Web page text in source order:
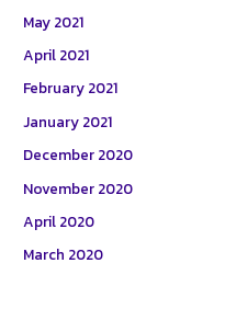
May 2021
April 2021
February 2021
January 2021
December 2020
November 2020
April 2020
March 2020